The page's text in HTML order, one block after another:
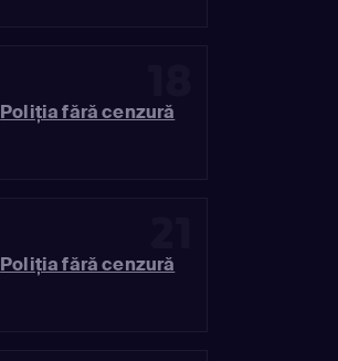
Poliția fără cenzură
Poliția fără cenzură